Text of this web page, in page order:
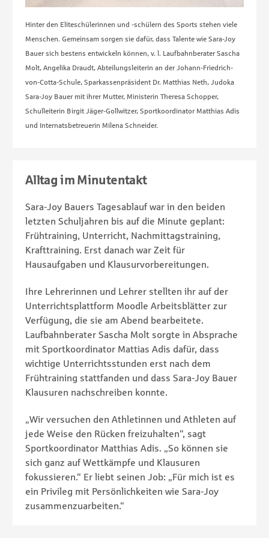
Hinter den Eliteschülerinnen und -schülern des Sports stehen viele
Menschen. Gemeinsam sorgen sie dafür, dass Talente wie Sara-Joy
Bauer sich bestens entwickeln können, v. l. Laufbahnberater Sascha
Molt, Angelika Draudt, Abteilungsleiterin an der Johann-Friedrich-
von-Cotta-Schule, Sparkassenpräsident Dr. Matthias Neth, Judoka
Sara-Joy Bauer mit ihrer Mutter, Ministerin Theresa Schopper,
Schulleiterin Birgit Jäger-Gollwitzer, Sportkoordinator Matthias Adis
und Internatsbetreuerin Milena Schneider.
Alltag im Minutentakt
Sara-Joy Bauers Tagesablauf war in den beiden
letzten Schuljahren bis auf die Minute geplant:
Frühtraining, Unterricht, Nachmittagstraining,
Krafttraining. Erst danach war Zeit für
Hausaufgaben und Klausurvorbereitungen.
Ihre Lehrerinnen und Lehrer stellten ihr auf der
Unterrichtsplattform Moodle Arbeitsblätter zur
Verfügung, die sie am Abend bearbeitete.
Laufbahnberater Sascha Molt sorgte in Absprache
mit Sportkoordinator Mattias Adis dafür, dass
wichtige Unterrichtsstunden erst nach dem
Frühtraining stattfanden und dass Sara-Joy Bauer
Klausuren nachschreiben konnte.
„Wir versuchen den Athletinnen und Athleten auf
jede Weise den Rücken freizuhalten“, sagt
Sportkoordinator Matthias Adis. „So können sie
sich ganz auf Wettkämpfe und Klausuren
fokussieren.“ Er liebt seinen Job: „Für mich ist es
ein Privileg mit Persönlichkeiten wie Sara-Joy
zusammenzuarbeiten.“